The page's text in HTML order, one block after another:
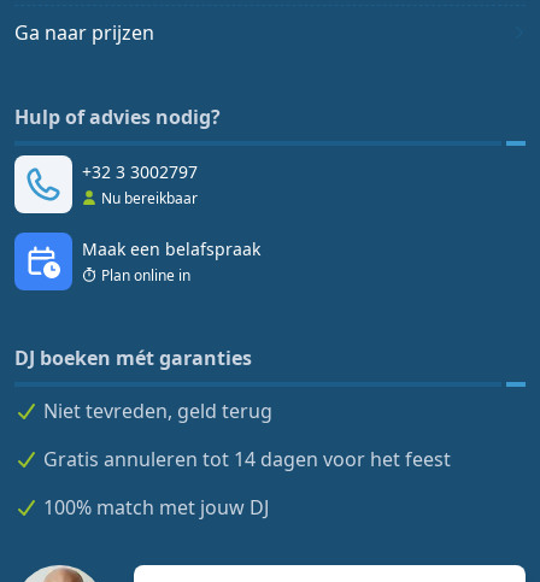
Ga naar prijzen
Hulp of advies nodig?
+32 3 3002797
Nu bereikbaar
Maak een belafspraak
Plan online in
DJ boeken mét garanties
Niet tevreden, geld terug
Gratis annuleren tot 14 dagen voor het feest
100% match met jouw DJ